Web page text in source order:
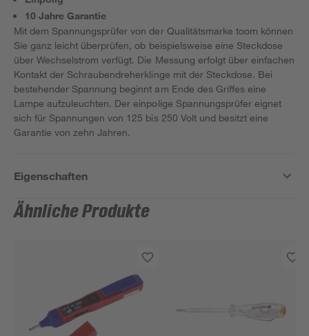
10 Jahre Garantie
Mit dem Spannungsprüfer von der Qualitätsmarke toom können
Sie ganz leicht überprüfen, ob beispielsweise eine Steckdose
über Wechselstrom verfügt. Die Messung erfolgt über einfachen
Kontakt der Schraubendreherklinge mit der Steckdose. Bei
bestehender Spannung beginnt am Ende des Griffes eine
Lampe aufzuleuchten. Der einpolige Spannungsprüfer eignet
sich für Spannungen von 125 bis 250 Volt und besitzt eine
Garantie von zehn Jahren.
Eigenschaften
Ähnliche Produkte